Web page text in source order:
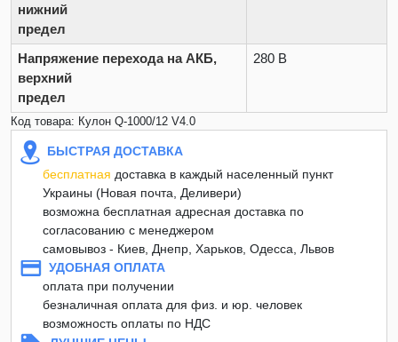
нижний
предел
Напряжение перехода на АКБ,
верхний
предел
280 В
Код товара: Кулон Q-1000/12 V4.0
БЫСТРАЯ ДОСТАВКА
бесплатная доставка в каждый населенный пункт
Украины (Новая почта, Деливери)
возможна бесплатная адресная доставка по
согласованию с менеджером
самовывоз - Киев, Днепр, Харьков, Одесса, Львов
УДОБНАЯ ОПЛАТА
оплата при получении
безналичная оплата для физ. и юр. человек
возможность оплаты по НДС